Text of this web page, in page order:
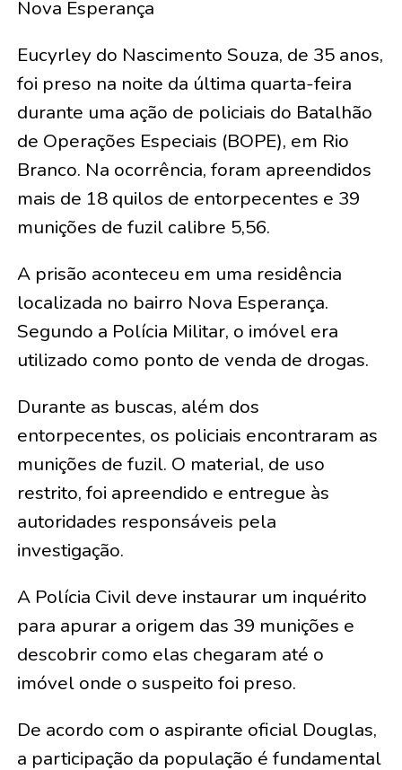
Nova Esperança
Eucyrley do Nascimento Souza, de 35 anos,
foi preso na noite da última quarta-feira
durante uma ação de policiais do Batalhão
de Operações Especiais (BOPE), em Rio
Branco. Na ocorrência, foram apreendidos
mais de 18 quilos de entorpecentes e 39
munições de fuzil calibre 5,56.
A prisão aconteceu em uma residência
localizada no bairro Nova Esperança.
Segundo a Polícia Militar, o imóvel era
utilizado como ponto de venda de drogas.
Durante as buscas, além dos
entorpecentes, os policiais encontraram as
munições de fuzil. O material, de uso
restrito, foi apreendido e entregue às
autoridades responsáveis pela
investigação.
A Polícia Civil deve instaurar um inquérito
para apurar a origem das 39 munições e
descobrir como elas chegaram até o
imóvel onde o suspeito foi preso.
De acordo com o aspirante oficial Douglas,
a participação da população é fundamental